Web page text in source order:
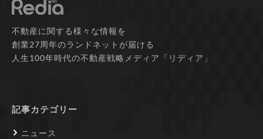
不動産に関する様々な情報を
創業27周年のランドネットが届ける
人生100年時代の不動産戦略メディア「リディア」
記事カテゴリー
ニュース